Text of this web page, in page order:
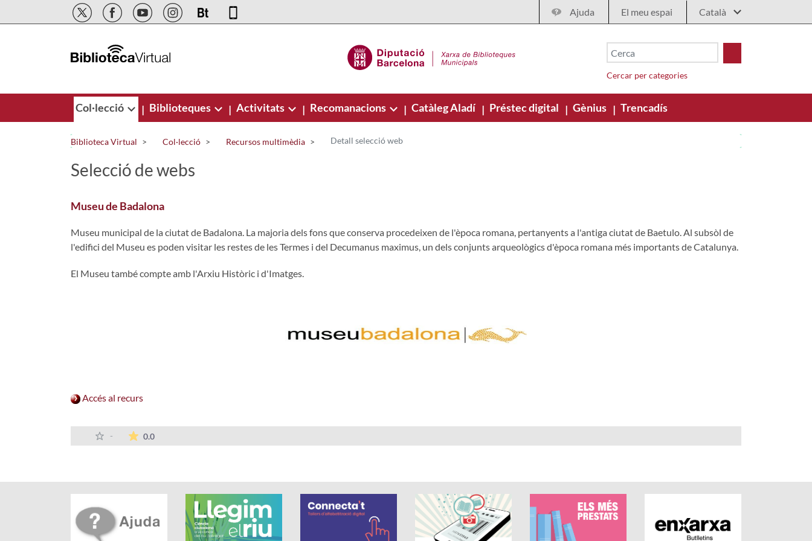
Salta al contingut principal Ajuda El meu espai
Cercar per categories
Col·lecció | Biblioteques | Activitats | Recomanacions | Catàleg Aladí | Préstec digital | Gènius | Trencadís
Biblioteca Virtual Col·lecció Recursos multimèdia Detall selecció web
Selecció de webs
Museu de Badalona
Museu municipal de la ciutat de Badalona. La majoria dels fons que conserva procedeixen de l'època romana, pertanyents a l'antiga ciutat de Baetulo. Al subsòl de
l'edifici del Museu es poden visitar les restes de les Termes i del Decumanus maximus, un dels conjunts arqueològics d'època romana més importants de Catalunya.
El Museu també compte amb l'Arxiu Històric i d'Imatges.
Accés al recurs
- 0.0La mitjana de les valoracions és de 0 estrelles de 5.